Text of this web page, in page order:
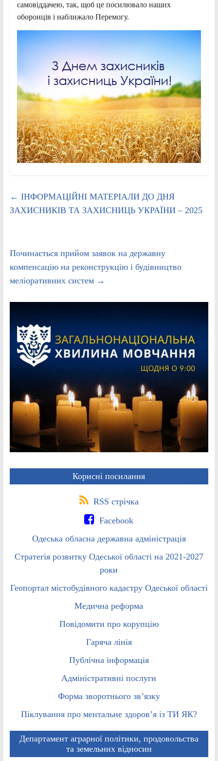
самовіддачею, так, щоб це посилювало наших
оборонців і наближало Перемогу.
← ІНФОРМАЦІЙНІ МАТЕРІАЛИ ДО ДНЯ
ЗАХИСНИКІВ ТА ЗАХИСНИЦЬ УКРАЇНИ – 2025
Починається прийом заявок на державну
компенсацію на реконструкцію і будівництво
меліоративних систем →
Корисні посилання
RSS стрічка
Facebook
Одеська обласна державна адміністрація
Стратегія розвитку Одеської області на 2021-2027
роки
Геопортал містобудівного кадастру Одеської області
Медична реформа
Повідомити про корупцію
Гаряча лінія
Публічна інформація
Адміністративні послуги
Форма зворотнього зв’язку
Піклування про ментальне здоров’я із ТИ ЯК?
Департамент аграрної політики, продовольства
та земельних відносин